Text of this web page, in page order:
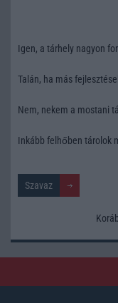
Igen, a tárhely nagyon
Talán, ha más
Nem, nekem a mostani
Inkább felhőben tárolok